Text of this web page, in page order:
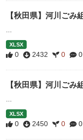
【秋田県】河川ごみ
XLSX
0 2432 0 0
【秋田県】河川ごみ
XLSX
0 2450 0 0